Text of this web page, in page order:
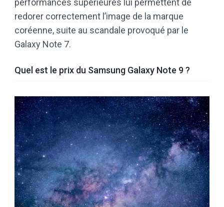
performances supérieures lui permettent de
redorer correctement l’image de la marque
coréenne, suite au scandale provoqué par le
Galaxy Note 7.
Quel est le prix du Samsung Galaxy Note 9 ?